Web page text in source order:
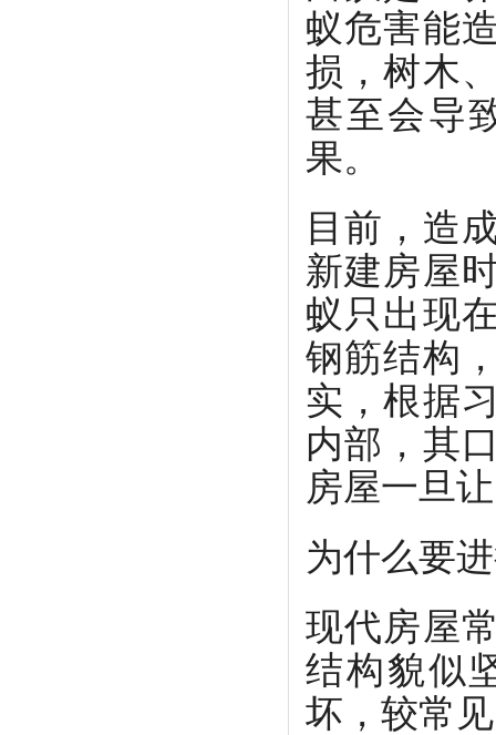
蚁危害能
损，树木
甚至会导
果。
目前，造
新建房屋
蚁只出现
钢筋结构
实，根据
内部，其
房屋一旦
为什么要
现代房屋
结构貌似
坏，较常